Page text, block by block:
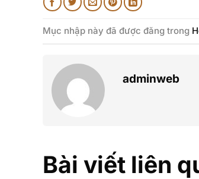
Mục nhập này đã được đăng trong
adminweb
Bài viết liên